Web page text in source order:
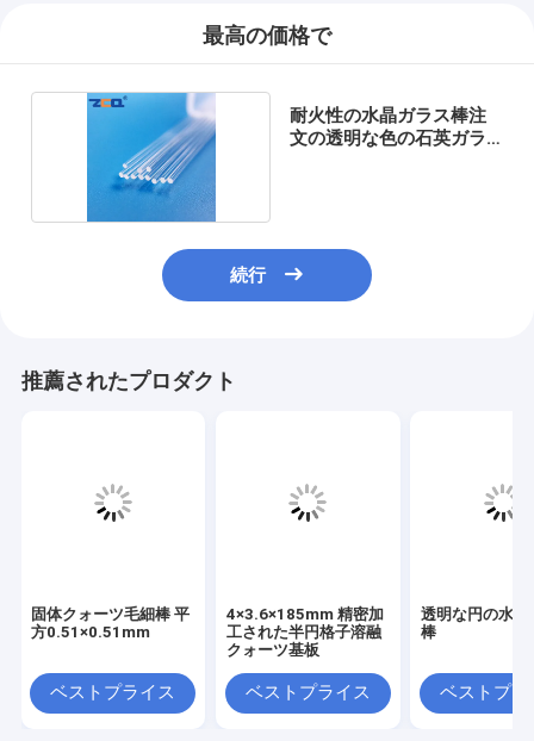
最高の価格で
耐火性の水晶ガラス棒注
文の透明な色の石英ガラ
続行
推薦されたプロダクト
固体クォーツ毛細棒 平
方0.51×0.51mm
ベストプライス
4×3.6×185mm 精密加
工された半円格子溶融
クォーツ基板
ベストプライス
透明な円の水晶
棒
ベストプラ